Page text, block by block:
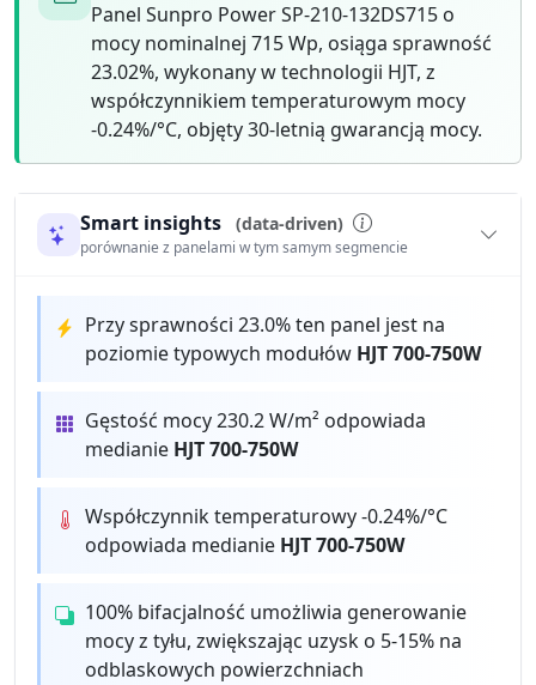
Panel Sunpro Power SP-210-132DS715 o
mocy nominalnej 715 Wp, osiąga sprawność
23.02%, wykonany w technologii HJT, z
współczynnikiem temperaturowym mocy
-0.24%/°C, objęty 30-letnią gwarancją mocy.
Smart insights (data-driven)
porównanie z panelami w tym samym segmencie
Przy sprawności 23.0% ten panel jest na
poziomie typowych modułów HJT 700-750W
Gęstość mocy 230.2 W/m² odpowiada
medianie HJT 700-750W
Współczynnik temperaturowy -0.24%/°C
odpowiada medianie HJT 700-750W
100% bifacjalność umożliwia generowanie
mocy z tyłu, zwiększając uzysk o 5-15% na
odblaskowych powierzchniach